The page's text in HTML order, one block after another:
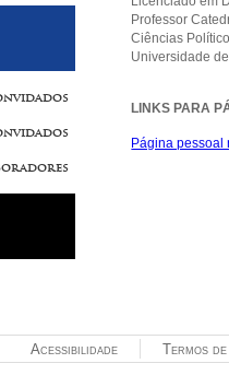
Professor
Ciências
Universidade
LINKS PARA
Página pessoal
Termos
Acessibilidade